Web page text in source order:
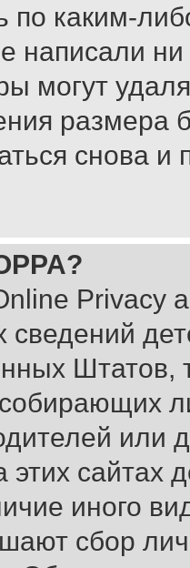
по каким-
написали
могут
размера
снова и
Privacy
Штатов,
или
этих сайтах
иного
сбор